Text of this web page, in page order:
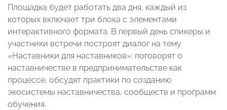
Площадка будет работать два дня, каждый из
которых включает три блока с элементами
интерактивного формата. В первый день спикеры и
участники встречи построят диалог на тему
«Наставники для наставников»: поговорят о
наставничестве в предпринимательстве как
процессе, обсудят практики по созданию
экосистемы наставничества, сообществ и программ
обучения.